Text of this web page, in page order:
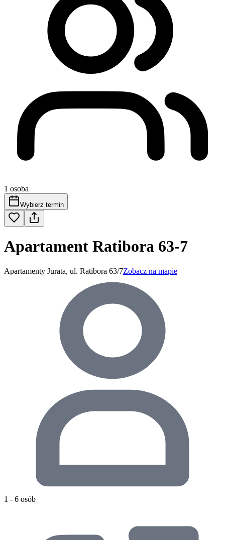
1 osoba
Wybierz termin
Apartament Ratibora 63-7
Apartamenty Jurata, ul. Ratibora 63/7Zobacz na mapie
1 - 6 osób